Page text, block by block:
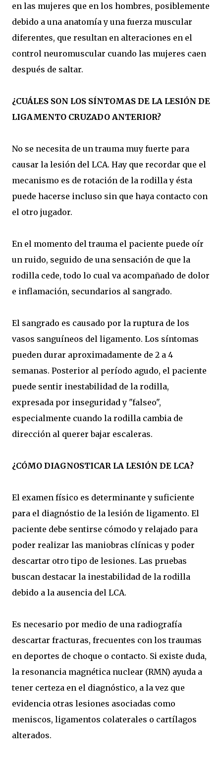
en las mujeres que en los hombres, posiblemente
debido a una anatomía y una fuerza muscular
diferentes, que resultan en alteraciones en el
control neuromuscular cuando las mujeres caen
después de saltar.
¿CUÁLES SON LOS SÍNTOMAS DE LA LESIÓN DE
LIGAMENTO CRUZADO ANTERIOR?
No se necesita de un trauma muy fuerte para
causar la lesión del LCA. Hay que recordar que el
mecanismo es de rotación de la rodilla y ésta
puede hacerse incluso sin que haya contacto con
el otro jugador.
En el momento del trauma el paciente puede oír
un ruido, seguido de una sensación de que la
rodilla cede, todo lo cual va acompañado de dolor
e inflamación, secundarios al sangrado.
El sangrado es causado por la ruptura de los
vasos sanguíneos del ligamento. Los síntomas
pueden durar aproximadamente de 2 a 4
semanas. Posterior al período agudo, el paciente
puede sentir inestabilidad de la rodilla,
expresada por inseguridad y "falseo",
especialmente cuando la rodilla cambia de
dirección al querer bajar escaleras.
¿CÓMO DIAGNOSTICAR LA LESIÓN DE LCA?
El examen físico es determinante y suficiente
para el diagnóstio de la lesión de ligamento. El
paciente debe sentirse cómodo y relajado para
poder realizar las maniobras clínicas y poder
descartar otro tipo de lesiones. Las pruebas
buscan destacar la inestabilidad de la rodilla
debido a la ausencia del LCA.
Es necesario por medio de una radiografía
descartar fracturas, frecuentes con los traumas
en deportes de choque o contacto. Si existe duda,
la resonancia magnética nuclear (RMN) ayuda a
tener certeza en el diagnóstico, a la vez que
evidencia otras lesiones asociadas como
meniscos, ligamentos colaterales o cartílagos
alterados.